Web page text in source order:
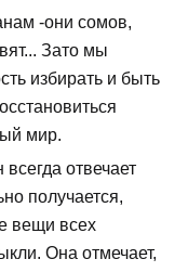
-они сомов,
Зато мы
избирать и быть
мир.
отвечает
получается,
вещи всех
Она отмечает,